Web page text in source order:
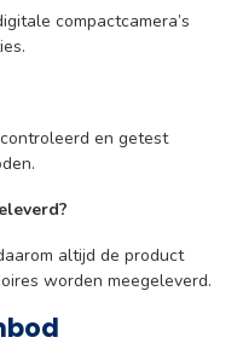
compactcamera’s
en getest
altijd de product
worden meegeleverd.